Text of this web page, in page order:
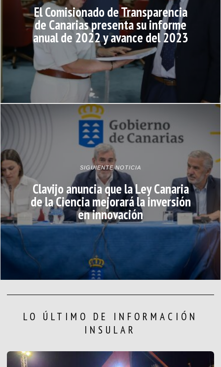
El Comisionado de Transparencia
de Canarias presenta su informe
anual de 2022 y avance del 2023
SIGUIENTE NOTICIA
Clavijo anuncia que la Ley Canaria
de la Ciencia mejorará la inversión
en innovación
LO ÚLTIMO DE INFORMACIÓN
INSULAR